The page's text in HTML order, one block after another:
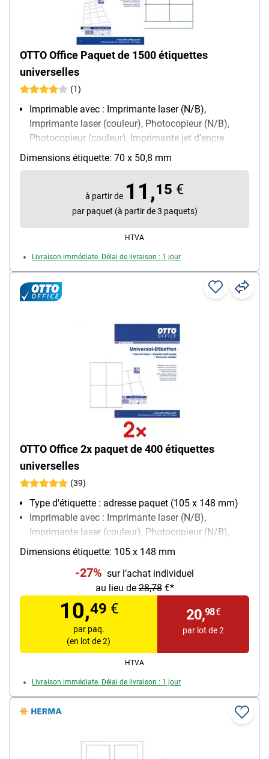
OTTO Office Paquet de 1500 étiquettes
universelles
(1)
Imprimable avec : Imprimante laser (N/B),
Imprimante laser (couleur), Photocopieur (N/B),
Photocopieur (couleur), Imprimante jet d’encre
(N/B), Imprimante jet d’encre (couleur)
Dimensions étiquette: 70 x 50,8 mm
à partir de 11,15 €
par paquet (à partir de 3 paquets)
HTVA
Livraison immédiate. Délai de livraison : 1 jour
OTTO Office 2x paquet de 400 étiquettes
universelles
(39)
Type d'étiquette : adresse paquet (105 x 148 mm)
Imprimable avec : Imprimante laser (N/B),
Imprimante laser (couleur), Photocopieur (N/B),
Photocopieur (couleur), Imprimante jet d’encre
(N/B), Imprimante jet d’encre (couleur)
Propriété d’adhésion : permanente
Dimensions étiquette: 105 x 148 mm
-27% sur l’achat individuel
au lieu de28,78€*
10,49 €
par paq.
(en lot de 2)
20,98€
par lot de 2
HTVA
Livraison immédiate. Délai de livraison : 1 jour